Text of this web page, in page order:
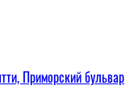
Приморский бульвар